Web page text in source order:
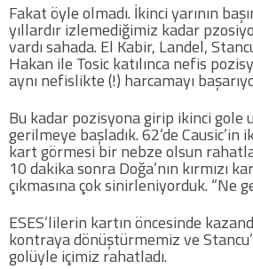
Instagram
Hakkımızda
Hakkımızda
Blog
Künye
Fakat öyle olmadı. İkinci yarının
yıllardır izlemediğimiz kadar
vardı sahada. El Kabir, Landel,
Hakan ile Tosic katılınca nefis
aynı nefislikte (!) harcamayı
Bu kadar pozisyona girip ikinci gole
gerilmeye başladık. 62’de Causic’in
kart görmesi bir nebze olsun
10 dakika sonra Doğa’nın kırmızı
çıkmasına çok sinirleniyorduk. “Ne
ESES’lilerin kartın öncesinde
kontraya dönüştürmemiz ve
golüyle içimiz rahatladı.